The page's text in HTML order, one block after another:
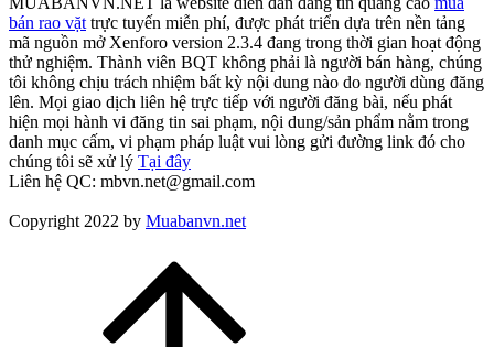
bán rao vặt trực tuyến miễn phí, được phát triển dựa trên nền tảng
mã nguồn mở Xenforo version 2.3.4 đang trong thời gian hoạt động
thử nghiệm. Thành viên BQT không phải là người bán hàng, chúng
tôi không chịu trách nhiệm bất kỳ nội dung nào do người dùng đăng
lên. Mọi giao dịch liên hệ trực tiếp với người đăng bài, nếu phát
hiện mọi hành vi đăng tin sai phạm, nội dung/sản phẩm nằm trong
danh mục cấm, vi phạm pháp luật vui lòng gửi đường link đó cho
chúng tôi sẽ xử lý Tại đây
Liên hệ QC: mbvn.net@gmail.com
Copyright 2022 by Muabanvn.net